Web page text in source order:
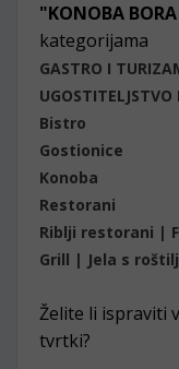
"KONOBA
kategorijama
GASTRO I
Bistro
Gostionice
Konoba
Restorani
Riblji restorani |
Grill | Jela s
Želite li ispraviti
tvrtki?